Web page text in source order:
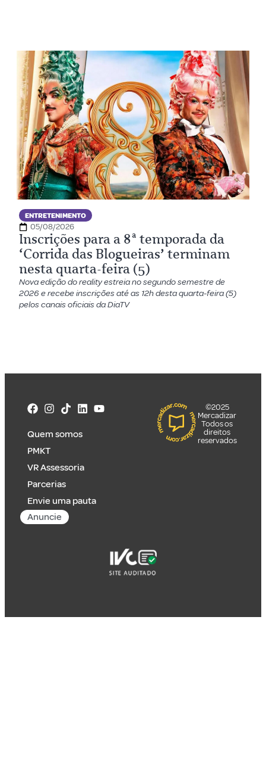
ENTRETENIMENTO
05/08/2026
Inscrições para a 8ª temporada da
‘Corrida das Blogueiras’ terminam
nesta quarta-feira (5)
Nova edição do reality estreia no segundo semestre de
2026 e recebe inscrições até as 12h desta quarta-feira (5)
pelos canais oficiais da DiaTV
Quem somos
PMKT
VR Assessoria
Parcerias
Envie uma pauta
Anuncie
©2025
Mercadizar
Todos os
direitos
reservados